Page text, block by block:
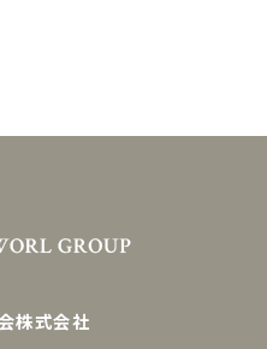
株式会社